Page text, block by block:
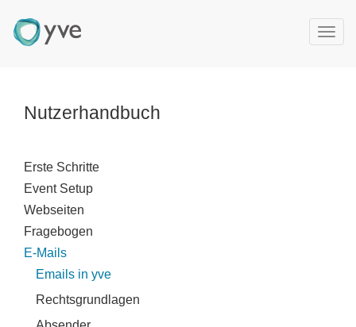
T
Nutzerhandbuch
Erste Schritte
Event Setup
Webseiten
Fragebogen
E-Mails
Emails in yve
Rechtsgrundlagen